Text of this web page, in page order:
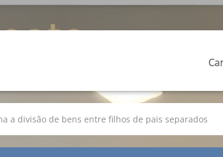
a divisão de bens entre filhos de pais separados